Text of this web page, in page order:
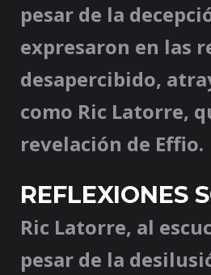
pesar de la
expresaron en las
desapercibido,
como Ric Latorre,
revelación de Effio.
REFLEXIONES
Ric Latorre, al
pesar de la